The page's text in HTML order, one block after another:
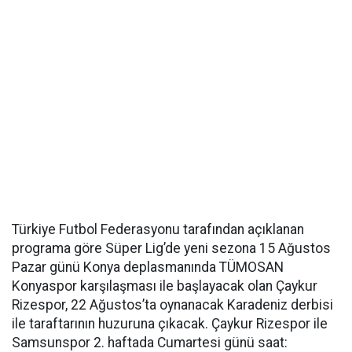
Türkiye Futbol Federasyonu tarafından açıklanan
programa göre Süper Lig’de yeni sezona 15 Ağustos
Pazar günü Konya deplasmanında TÜMOSAN
Konyaspor karşılaşması ile başlayacak olan Çaykur
Rizespor, 22 Ağustos’ta oynanacak Karadeniz derbisi
ile taraftarının huzuruna çıkacak. Çaykur Rizespor ile
Samsunspor 2. haftada Cumartesi günü saat: